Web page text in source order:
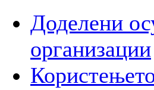
Доделени
организации